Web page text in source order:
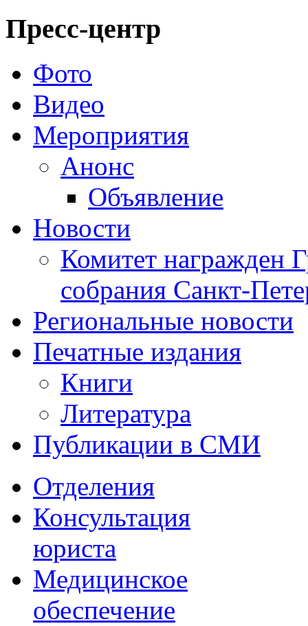
Пресс-центр
Фото
Видео
Мероприятия
Анонс
Объявление
Новости
Комитет награжден
собрания Санкт-
Региональные новости
Печатные издания
Книги
Литература
Публикации в СМИ
Отделения
Консультация
юриста
Медицинское
обеспечение